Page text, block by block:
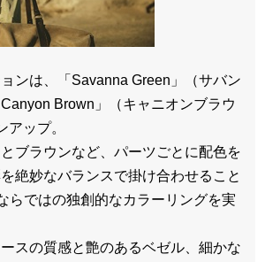
ンは、「Savanna Green」（サバン
Brown」（キャニオンブラウ
アップ。
ブラウンなど、パーツごとに配色を
絶妙なバランスで掛け合わせること
らではの独創的なカラーリングを実
スの質感と艶のあるベゼル、細かな